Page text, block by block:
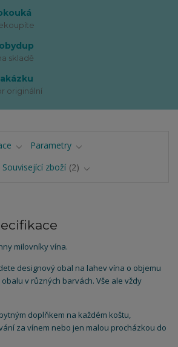
skladě
originální
Parametry
Související zboží 2
milovníky vína.
designový obal na lahev vína o objemu
v různých barvách. Vše ale vždy
doplňkem na každém koštu,
za vínem nebo jen malou procházkou do